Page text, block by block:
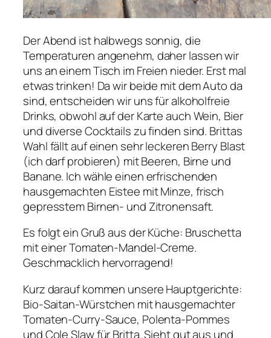
Der Abend ist halbwegs sonnig, die
Temperaturen angenehm, daher lassen wir
uns an einem Tisch im Freien nieder. Erst mal
etwas trinken! Da wir beide mit dem Auto da
sind, entscheiden wir uns für alkoholfreie
Drinks, obwohl auf der Karte auch Wein, Bier
und diverse Cocktails zu finden sind. Brittas
Wahl fällt auf einen sehr leckeren Berry Blast
(ich darf probieren) mit Beeren, Birne und
Banane. Ich wähle einen erfrischenden
hausgemachten Eistee mit Minze, frisch
gepresstem Birnen- und Zitronensaft.
Es folgt ein Gruß aus der Küche: Bruschetta
mit einer Tomaten-Mandel-Creme.
Geschmacklich hervorragend!
Kurz darauf kommen unsere Hauptgerichte:
Bio-Saitan-Würstchen mit hausgemachter
Tomaten-Curry-Sauce, Polenta-Pommes
und Cole Slaw für Britta. Sieht gut aus und